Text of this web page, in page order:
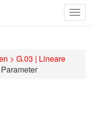
> G.03 | Lineare